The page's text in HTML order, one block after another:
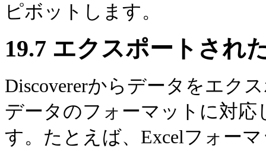
ピボットします。
19.7 エクスポートされ
Discovererからデータをエク
データのフォーマットに対
す。たとえば、Excelフォー